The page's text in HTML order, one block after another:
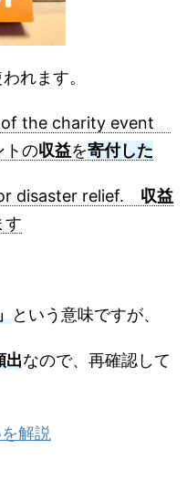
れます。
of the charity event
トの収益を寄付した
disaster relief. 収益
す
という意味ですが、
出なので、再確認して
解説